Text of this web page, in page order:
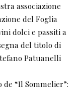
associazione
del Foglia
dolci e passiti a
del titolo di
Patuanelli
“Il Sommelier”: